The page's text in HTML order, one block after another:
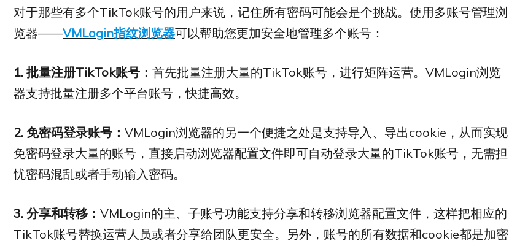
对于那些有多个TikTok账号的用户来说，记住所有密码可能会是个挑战。使用多账号管理浏
览器——VMLogin指纹浏览器可以帮助您更加安全地管理多个账号：
1. 批量注册TikTok账号： 首先批量注册大量的TikTok账号，进行矩阵运营。VMLogin浏览
器支持批量注册多个平台账号，快捷高效。
2. 免密码登录账号： VMLogin浏览器的另一个便捷之处是支持导入、导出cookie，从而实现
免密码登录大量的账号，直接启动浏览器配置文件即可自动登录大量的TikTok账号，无需担
忧密码混乱或者手动输入密码。
3. 分享和转移： VMLogin的主、子账号功能支持分享和转移浏览器配置文件，这样把相应的
TikTok账号替换运营人员或者分享给团队更安全。另外，账号的所有数据和cookie都是加密